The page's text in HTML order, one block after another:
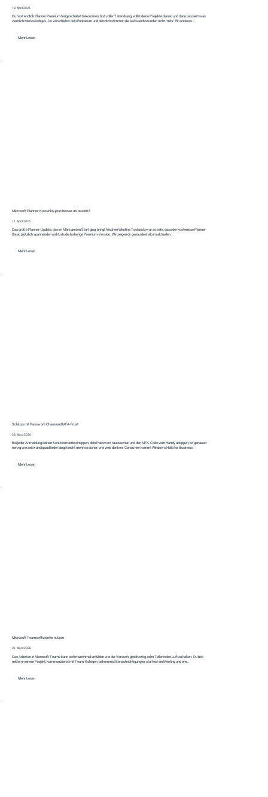
18. April 2026
Du hast endlich Planner Premium freigeschaltet bekommen, bist voller Tatendrang, willst deine Projekte planen und dann passiert was
ziemlich Merkwürdiges. Du verschiebst dein Enddatum und plötzlich stimmen die Aufwandsstunden nicht mehr. Ein anderes...
Mehr Lesen
Microsoft Planner: Kostenlos jetzt besser als bezahlt?
11. April 2026
Das große Planner‑Update, das im März an den Start ging, bringt frischen Wind ins Tool und zwar so sehr, dass der kostenlose Planner
Basic plötzlich spannender wirkt, als die bisherige Premium‑Version. Wir zeigen dir genau deshalb im aktuellen...
Mehr Lesen
Schluss mit Passwort-Chaos und MFA-Frust
28. März 2026
Bei jeder Anmeldung deinen Benutzername eintippen, dein Passwort raussuchen und den MFA-Code vom Handy abtippen, ist genauso
nervig wie zeitwändig und leider längst nicht mehr so sicher, wie viele denken. Genau hier kommt Windows Hello for Business..
Mehr Lesen
Microsoft Teams effizienter nutzen
21. März 2026
Das Arbeiten in Microsoft Teams kann sich manchmal anfühlen wie der Versuch, gleichzeitig zehn Teller in der Luft zu halten. Du bist
mitten in einem Projekt, kommunizierst mit Team-Kollegen, bekommst Benachrichtigungen, startest ein Meeting und ehe...
Mehr Lesen